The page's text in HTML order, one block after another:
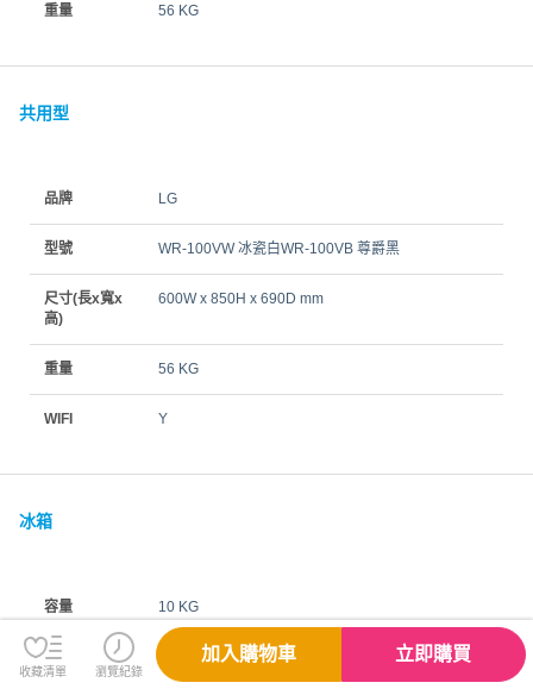
重量 56 KG
共用型
品牌 LG
型號 WR-100VW 冰瓷白WR-100VB 尊爵黑
尺寸(長x寬x
高)
600W x 850H x 690D mm
重量 56 KG
WIFI Y
冰箱
容量 10 KG
收藏清單 瀏覽紀錄
加入購物車 立即購買